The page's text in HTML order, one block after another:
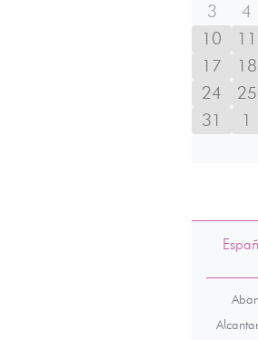
3
4
10
11
17
18
24
25
31
1